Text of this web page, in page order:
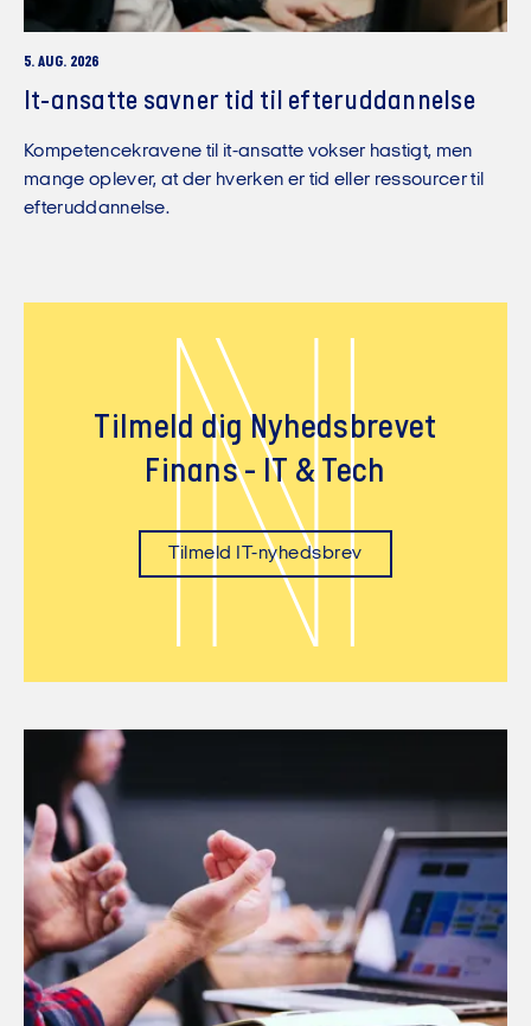
5. AUG. 2026
It-ansatte savner tid til efteruddannelse
Kompetencekravene til it-ansatte vokser hastigt, men
mange oplever, at der hverken er tid eller ressourcer til
efteruddannelse.
N
Tilmeld dig Nyhedsbrevet
Finans - IT & Tech
Tilmeld IT-nyhedsbrev